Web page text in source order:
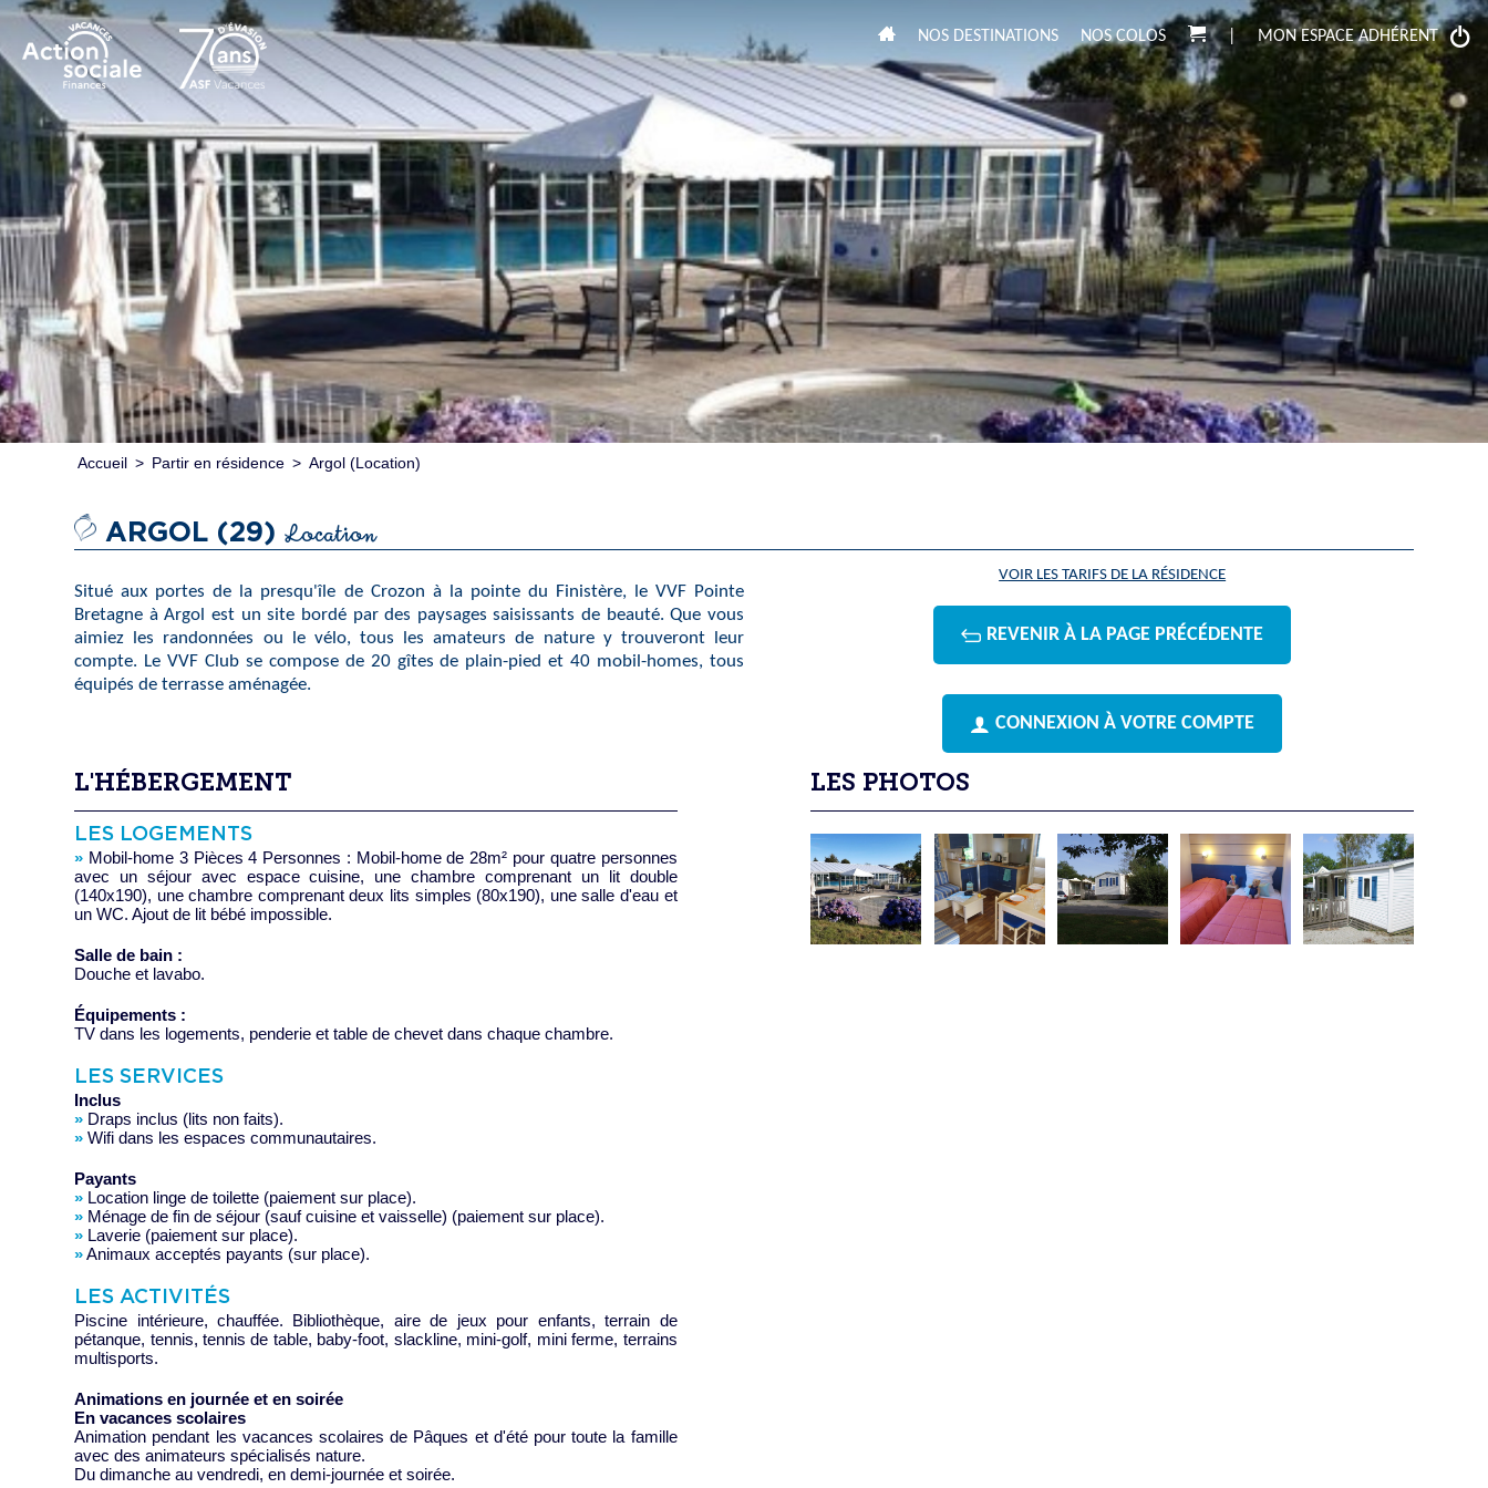
NOS DESTINATIONS NOS COLOS | MON ESPACE ADHÉRENT
Accueil > Partir en résidence > Argol (Location)
ARGOL (29)Location
Situé aux portes de la presqu'île de Crozon à la pointe du Finistère, le VVF Pointe
Bretagne à Argol est un site bordé par des paysages saisissants de beauté. Que vous
aimiez les randonnées ou le vélo, tous les amateurs de nature y trouveront leur
compte. Le VVF Club se compose de 20 gîtes de plain-pied et 40 mobil-homes, tous
équipés de terrasse aménagée.
VOIR LES TARIFS DE LA RÉSIDENCE
REVENIR À LA PAGE PRÉCÉDENTE
CONNEXION À VOTRE COMPTE
L'HÉBERGEMENT
LES LOGEMENTS
» Mobil-home 3 Pièces 4 Personnes : Mobil-home de 28m² pour quatre personnes
avec un séjour avec espace cuisine, une chambre comprenant un lit double
(140x190), une chambre comprenant deux lits simples (80x190), une salle d'eau et
un WC. Ajout de lit bébé impossible.
Salle de bain :
Douche et lavabo.
Équipements :
TV dans les logements, penderie et table de chevet dans chaque chambre.
LES SERVICES
Inclus
» Draps inclus (lits non faits).
» Wifi dans les espaces communautaires.
Payants
» Location linge de toilette (paiement sur place).
» Ménage de fin de séjour (sauf cuisine et vaisselle) (paiement sur place).
» Laverie (paiement sur place).
»Animaux acceptés payants (sur place).
LES ACTIVITÉS
Piscine intérieure, chauffée. Bibliothèque, aire de jeux pour enfants, terrain de
pétanque, tennis, tennis de table, baby-foot, slackline, mini-golf, mini ferme, terrains
multisports.
Animations en journée et en soirée
En vacances scolaires
Animation pendant les vacances scolaires de Pâques et d'été pour toute la famille
avec des animateurs spécialisés nature.
Du dimanche au vendredi, en demi-journée et soirée.
LES PHOTOS